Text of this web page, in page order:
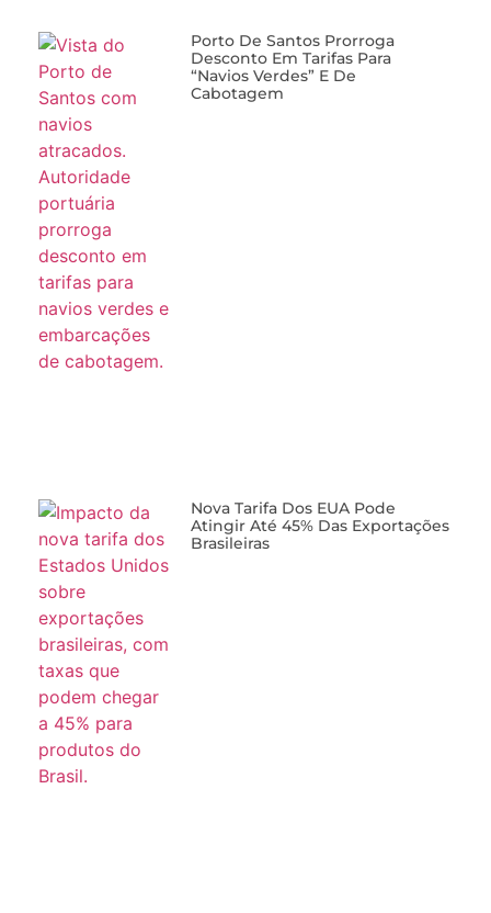
Porto De Santos Prorroga
Desconto Em Tarifas Para
“navios Verdes” E De
Cabotagem
Nova Tarifa Dos EUA Pode
Atingir Até 45% Das Exportações
Brasileiras